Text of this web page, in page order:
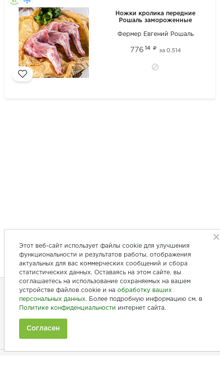
Ножки кролика передние
Рошаль замороженные
Фермер Евгений Рошаль
776 14 за 0.514
+7 (846) 275-20-10
+7 (902) 375-20-10
Этот веб-сайт использует файлы cookie для улучшения
функциональности и результатов работы, отображения
актуальных для вас коммерческих сообщений и сбора
статистических данных. Оставаясь на этом сайте, вы
соглашаетесь на использование сохраняемых на вашем
устройстве файлов cookie и на обработку ваших
персональных данных. Более подробную информацию см. в
Политике конфиденциальности интернет сайта.
Согласен